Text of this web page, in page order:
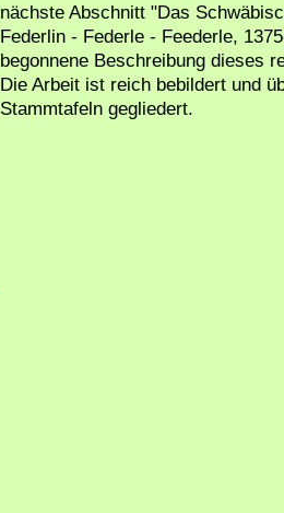
nächste Abschnitt "Das
Federlin - Federle - Feederle,
begonnene Beschreibung dieses
Die Arbeit ist reich bebildert und
Stammtafeln gegliedert.